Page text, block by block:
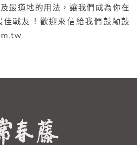
最道地的用法，讓我們成為你在
佳戰友！歡迎來信給我們鼓勵鼓